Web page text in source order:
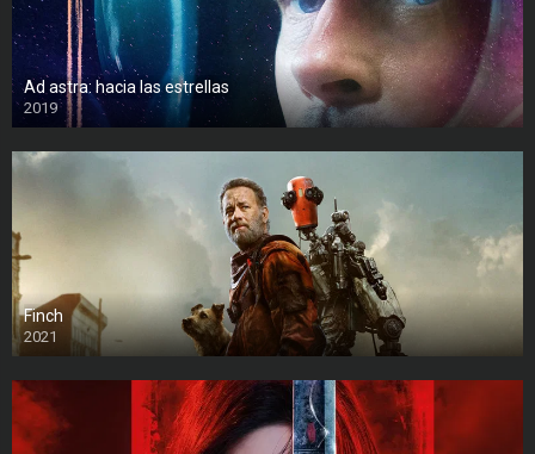
Ad astra: hacia las estrellas
2019
Finch
2021